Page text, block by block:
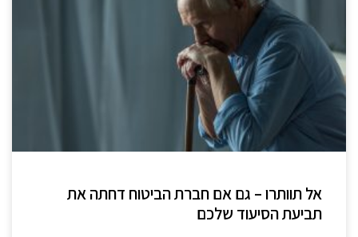
אל תוותרו – גם אם חברת הביטוח דחתה את
תביעת הסיעוד שלכם